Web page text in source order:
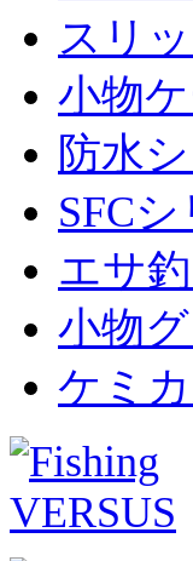
スリ
小物
防水
SFC
エサ
小物
ケミ